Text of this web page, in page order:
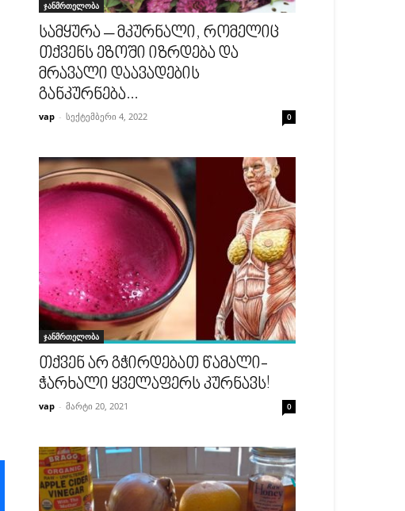
ჯანმრთელობა
სამყურა – მკურნალი, რომელიც
თქვენს ეზოში იზრდება და
მრავალი დაავადების
განკურნება...
vap - სექტემბერი 4, 2022 0
ჯანმრთელობა
თქვენ არ გჭირდებათ წამალი-
ჭარხალი ყველაფერს კურნავს!
vap - მარტი 20, 2021 0